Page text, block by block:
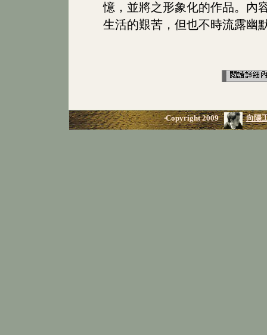
憶，並將之形象化的作品。內
生活的艱苦，但也不時流露幽
‧Copyright 2009 向陽